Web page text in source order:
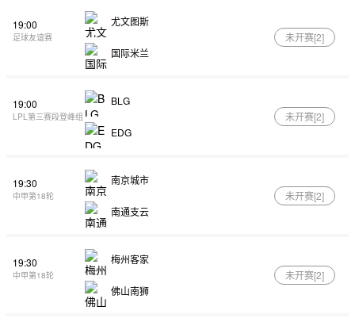
19:00
足球友谊赛
尤文图斯
国际米兰
未开赛[2]
19:00
LPL第三赛段登峰组
BLG
EDG
未开赛[2]
19:30
中甲第18轮
南京城市
南通支云
未开赛[2]
19:30
中甲第18轮
梅州客家
佛山南狮
未开赛[2]